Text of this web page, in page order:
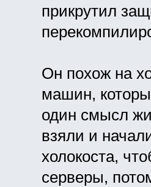
прикрутил
Он похож на
машин,
один смысл
взяли и
холокоста,
серверы,